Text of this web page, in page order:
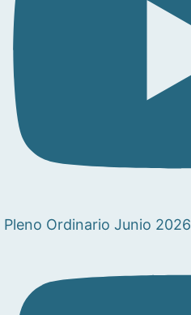
Pleno Ordinario Junio 2026